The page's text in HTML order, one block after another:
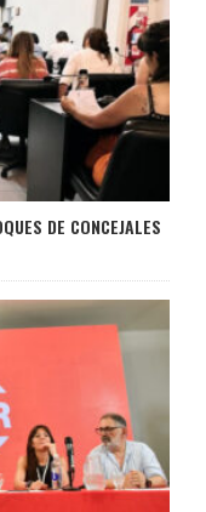
DE CONCEJALES